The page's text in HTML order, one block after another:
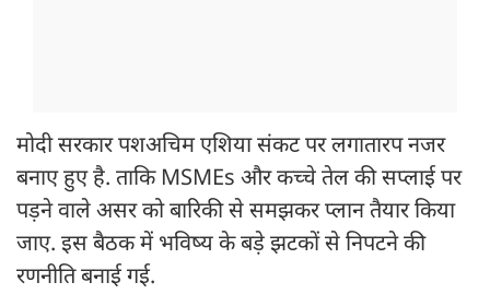
मोदी सरकार पशअचिम एशिया संकट पर लगातारप नजर
बनाए हुए है. ताकि MSMEs और कच्चे तेल की सप्लाई पर
पड़ने वाले असर को बारिकी से समझकर प्लान तैयार किया
जाए. इस बैठक में भविष्य के बड़े झटकों से निपटने की
रणनीति बनाई गई.